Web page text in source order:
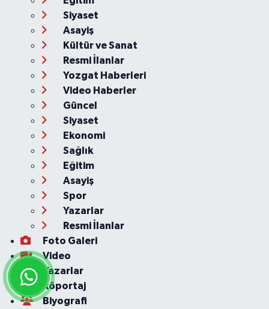
Siyaset
Asayiş
Kültür ve Sanat
Resmi İlanlar
Yozgat Haberleri
Video Haberler
Güncel
Siyaset
Ekonomi
Sağlık
Eğitim
Asayiş
Spor
Yazarlar
Resmi İlanlar
Foto Galeri
Video
Yazarlar
Röportaj
Biyografi